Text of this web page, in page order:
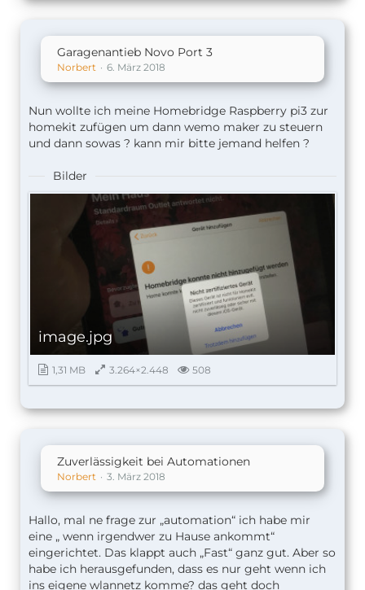
Garagenantieb Novo Port 3
Norbert 6. März 2018
Nun wollte ich meine Homebridge Raspberry pi3 zur
homekit zufügen um dann wemo maker zu steuern
und dann sowas ? kann mir bitte jemand helfen ?
Bilder
image.jpg
1,31 MB 3.264×2.448 508
Zuverlässigkeit bei Automationen
Norbert 3. März 2018
Hallo, mal ne frage zur „automation“ ich habe mir
eine „ wenn irgendwer zu Hause ankommt“
eingerichtet. Das klappt auch „Fast“ ganz gut. Aber so
habe ich herausgefunden, dass es nur geht wenn ich
ins eigene wlannetz komme? das geht doch